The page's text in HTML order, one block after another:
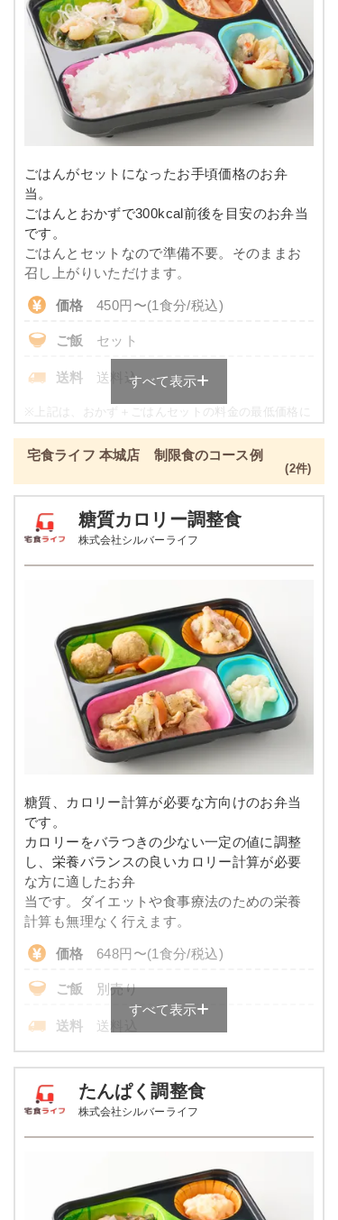
※メニューの補足
-
豆腐ハンバーグの甘酢あんかけ
こんにゃくと春菊の甘辛煮
カニ風味サラダ
竹輪と野菜の胡麻よごし
栄養素
-
※メニューの補足
-
※ その他備考
メニューは日替わりです（メニューは一例です）
塩分 -
タンパク質
脂質 -
糖質 -
カリウム
コレステロール
彩り旬菜のメニュー例
サバの味噌だれがけ
ほうれん草のベーコン和え
豆腐の柚子あんかけ
栄養素
-
※メニューの補足
-
豆腐おろしハンバーグ
彩りごまサラダ
栄養素
※メニューの補足
メニュー例をもっと見る
※ その他備考
メニューは日替わりです（メニューは一例です）
ごはんがセットになったお手頃価格のお弁
当。
ごはんとおかずで300kcal前後を目安のお弁当
です。
ごはんとセットなので準備不要。そのままお
召し上がりいただけます。
価格 450円〜(1食分/税込)
ご飯 セット
送料 送料込
※
上記は、おかず＋ごはんセットの料金の最低価格に
彩り旬菜プラスの栄養素例
品数 2～3品
カロリー 329kcal
タンパク質 12.1g
脂質 4.6g
糖質 53.8g
リン 137.6mg
カリウム 271.1mg
コレステロール -
※ 一例です。メニューにより前後します
彩り旬菜プラスのメニュー例
白滝と蒲鉾の煮物
栄養素
-
※メニューの補足
-
ソーセージのポトフ風
しっとり卯の花
すべて表示
宅食ライフ 本城店 制限食のコース例
(2件)
糖質カロリー調整食
株式会社シルバーライフ
糖質、カロリー計算が必要な方向けのお弁当
です。
カロリーをバラつきの少ない一定の値に調整
し、栄養バランスの良いカロリー計算が必要
な方に適したお弁
当です。ダイエットや食事療法のための栄養
計算も無理なく行えます。
価格 648円〜(1食分/税込)
ご飯 別売り
送料 送料込
各店舗によって価格は異なります。
糖質カロリー調整食の栄養素例
カロリー 170kcal
すべて表示
たんぱく調整食
株式会社シルバーライフ